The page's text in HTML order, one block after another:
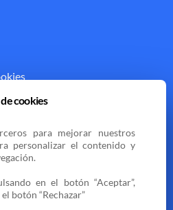
cookies
para mejorar nuestros
personalizar el contenido y
en el botón “Aceptar”,
botón “Rechazar”